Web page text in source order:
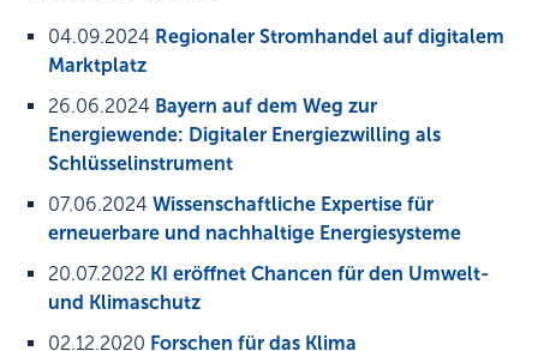
04.09.2024 Regionaler Stromhandel auf digitalem
Marktplatz
26.06.2024 Bayern auf dem Weg zur
Energiewende: Digitaler Energiezwilling als
Schlüsselinstrument
07.06.2024 Wissenschaftliche Expertise für
erneuerbare und nachhaltige Energiesysteme
20.07.2022 KI eröffnet Chancen für den Umwelt-
und Klimaschutz
02.12.2020 Forschen für das Klima